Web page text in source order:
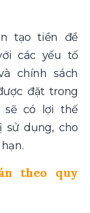
tạo tiền đề
các yếu tố
chính sách
đặt trong
sẽ có lợi thế
sử dụng, cho
theo quy